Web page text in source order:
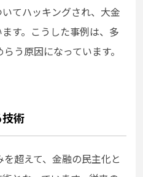
てハッキングされ、大金
す。こうした事例は、多
う原因になっています。
術
超えて、金融の民主化と